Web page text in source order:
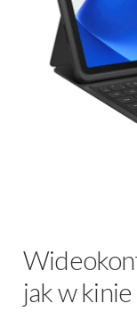
jak w kinie